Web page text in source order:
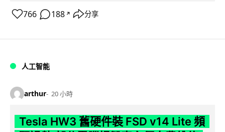
766 188 ↗ 分享
人工智能
arthur 20 小時
Tesla HW3 舊硬件裝 FSD v14 Lite 頻